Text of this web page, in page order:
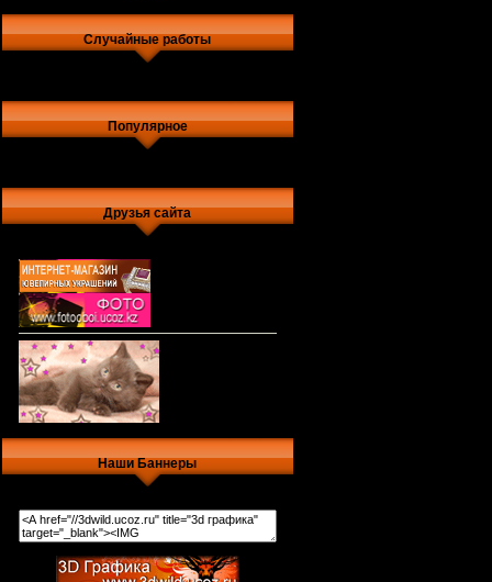
Случайные работы
Популярное
Друзья сайта
Наши Баннеры